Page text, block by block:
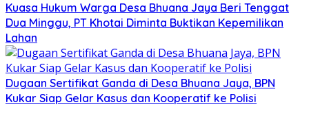
Kuasa Hukum Warga Desa Bhuana Jaya Beri Tenggat
Dua Minggu, PT Khotai Diminta Buktikan Kepemilikan
Lahan
Dugaan Sertifikat Ganda di Desa Bhuana Jaya, BPN
Kukar Siap Gelar Kasus dan Kooperatif ke Polisi